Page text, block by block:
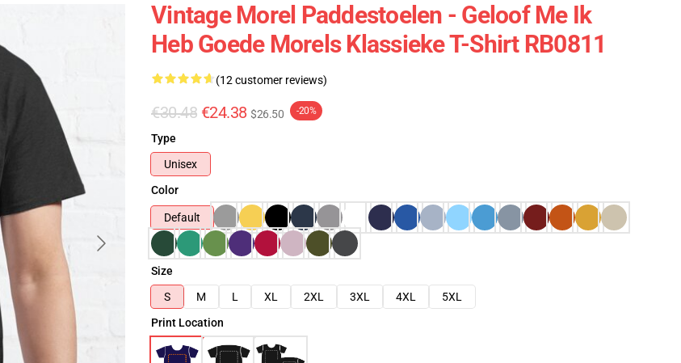
Vintage Morel Paddestoelen - Geloof Me Ik
Heb Goede Morels Klassieke T-Shirt RB0811
(12 customer reviews)
€30.48 €24.38 $26.50 -20%
Type
Unisex
Color
Default
Size
S
M L XL 2XL 3XL 4XL
5XL
Print Location